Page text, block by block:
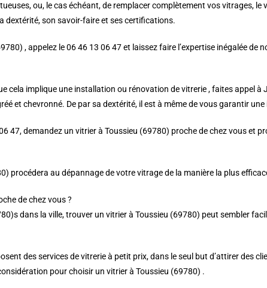
ou, le cas échéant, de remplacer complètement vos vitrages,
dextérité, son savoir-faire et ses certifications.
, appelez le 06 46 13 06 47 et laissez faire l’expertise inégalée de
cela implique une installation ou rénovation de vitrerie , faites appel à
et chevronné. De par sa dextérité, il est à même de vous garantir
47, demandez un vitrier à Toussieu (69780) proche de chez vous et
procédera au dépannage de votre vitrage de la manière la plus
de chez vous ?
dans la ville, trouver un vitrier à Toussieu (69780) peut sembler
des services de vitrerie à petit prix, dans le seul but d’attirer des
pour choisir un vitrier à Toussieu (69780) .